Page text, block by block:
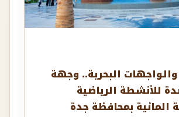
البحرية.. وجهة
للأنشطة الرياضية
المائية بمحافظة جدة